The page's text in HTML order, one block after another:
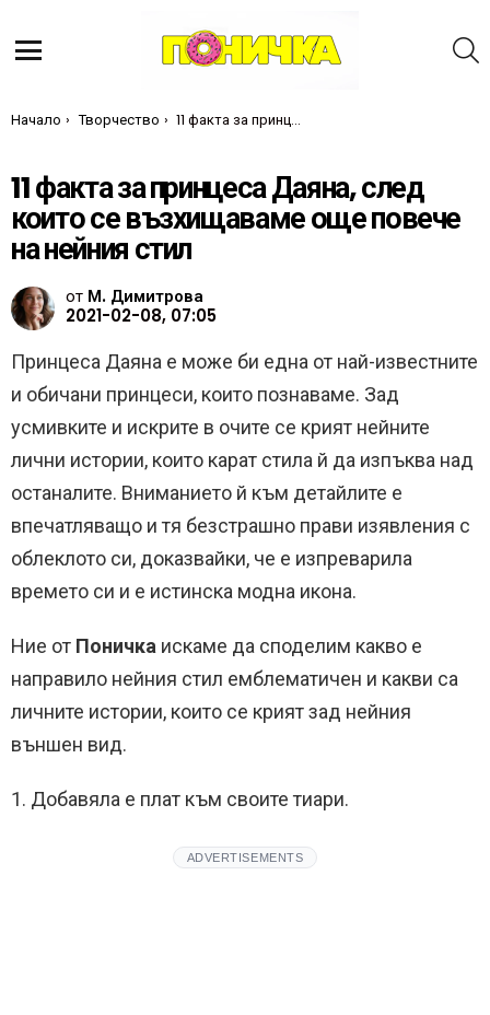
Ти си тук:
Начало Творчество 11 факта за принцеса Даяна, след които се възхищаваме още повече на нейния стил
11 факта за принцеса Даяна, след
които се възхищаваме още повече
на нейния стил
от М. Димитрова
2021-02-08, 07:05
Принцеса Даяна е може би една от най-известните
и обичани принцеси, които познаваме. Зад
усмивките и искрите в очите се крият нейните
лични истории, които карат стила й да изпъква над
останалите. Вниманието й към детайлите е
впечатляващо и тя безстрашно прави изявления с
облеклото си, доказвайки, че е изпреварила
времето си и е истинска модна икона.
Ние от Поничка искаме да споделим какво е
направило нейния стил емблематичен и какви са
личните истории, които се крият зад нейния
външен вид.
1. Добавяла е плат към своите тиари.
ADVERTISEMENTS